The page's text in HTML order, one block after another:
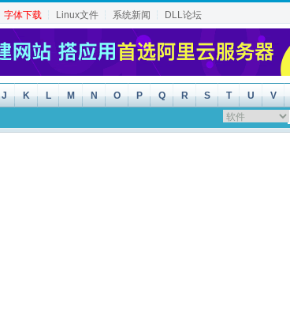
字体下载┆ Linux文件┆ 系统新闻 ┆ DLL论坛
J K L M N O P Q R S T U V